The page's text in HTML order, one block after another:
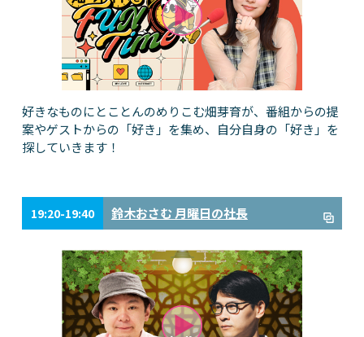
好きなものにとことんのめりこむ畑芽育が、番組からの提
案やゲストからの「好き」を集め、自分自身の「好き」を
探していきます！
19:20-19:40 鈴木おさむ 月曜日の社長